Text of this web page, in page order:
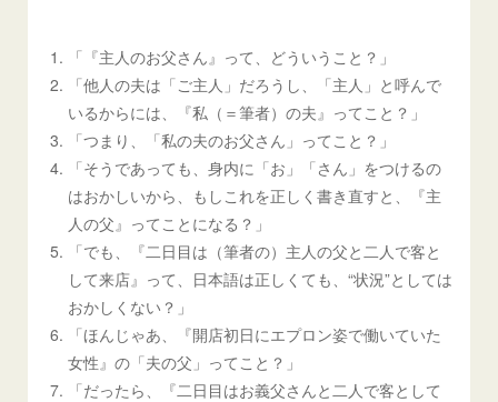
「『主人のお父さん』って、どういうこと？」
「他人の夫は「ご主人」だろうし、「主人」と呼んで
いるからには、『私（＝筆者）の夫』ってこと？」
「つまり、「私の夫のお父さん」ってこと？」
「そうであっても、身内に「お」「さん」をつけるの
はおかしいから、もしこれを正しく書き直すと、『主
人の父』ってことになる？」
「でも、『二日目は（筆者の）主人の父と二人で客と
して来店』って、日本語は正しくても、“状況”としては
おかしくない？」
「ほんじゃあ、『開店初日にエプロン姿で働いていた
女性』の「夫の父」ってこと？」
「だったら、『二日目はお義父さんと二人で客として